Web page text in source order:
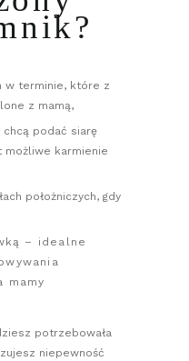
w terminie, które z
z mamą,
podać siarę
możliwe karmienie
położniczych, gdy
– idealne
mamy
potrzebowała
niepewność